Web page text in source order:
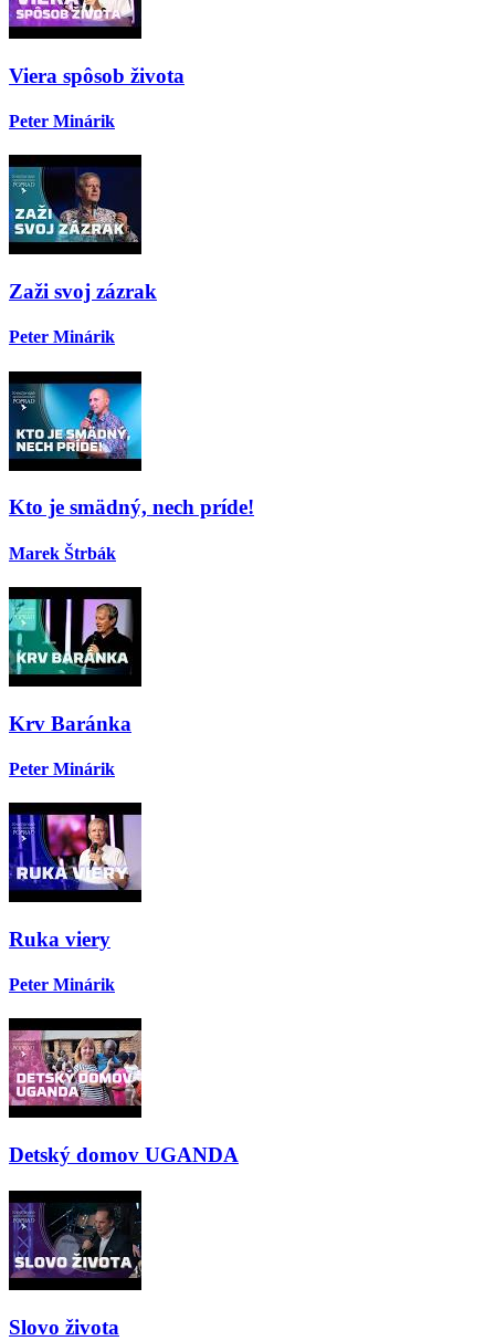
Viera spôsob života
Peter Minárik
Zaži svoj zázrak
Peter Minárik
Kto je smädný, nech príde!
Marek Štrbák
Krv Baránka
Peter Minárik
Ruka viery
Peter Minárik
Detský domov UGANDA
Slovo života